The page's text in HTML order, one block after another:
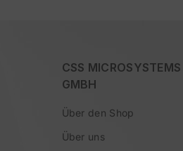
CSS MICROSYSTEMS
GMBH
Über den Shop
Über uns